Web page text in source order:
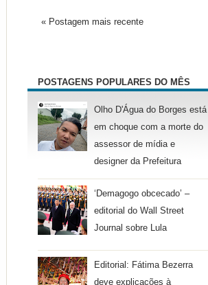
« Postagem mais recente
POSTAGENS POPULARES DO MÊS
Olho D'Água do Borges está
em choque com a morte do
assessor de mídia e
designer da Prefeitura
‘Demagogo obcecado’ –
editorial do Wall Street
Journal sobre Lula
Editorial: Fátima Bezerra
deve explicações à